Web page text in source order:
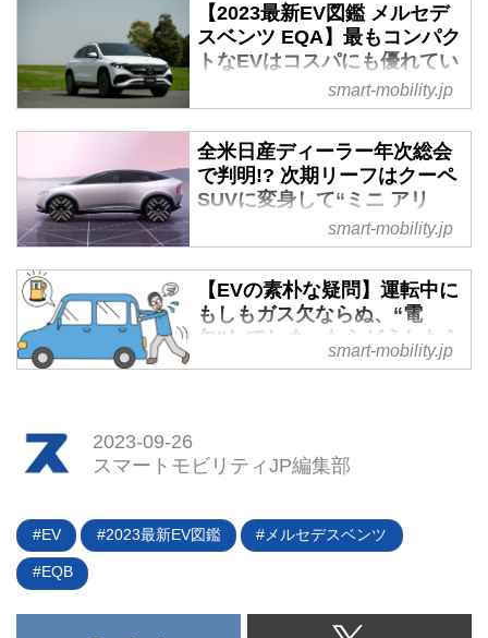
【2023最新EV図鑑 メルセデ
スベンツ EQA】最もコンパク
トなEVはコスパにも優れてい
る - スマートモビリティJP
となったメルセデスベンツのSUV
タイプのEVとしては、最小モデ
ルが「EQA」となる。同ブランド
のEVとしては、「EQC」に続く
第2弾モデルとなる。
smart-mobility.jp
全米日産ディーラー年次総会
で判明!? 次期リーフはクーペ
SUVに変身して“ミニ アリ
ア”風に - スマートモビリティ
JP
この夏にラスベガスで開催された
全米日産ディーラー年次総会だ
が、「Automotive News」によれ
ば、この会合では今後の日産北米
のは、次世代リーフに関してだ。
ンセプトモデル？）も公開された
こと。参加者はその大胆な変貌ぶ
smart-mobility.jp
【EVの素朴な疑問】運転中に
もしもガス欠ならぬ、“電
欠”してしまったらどうしたら
いいの？ - スマートモビリテ
リー残量がなくなる“電欠”をして
れば携帯缶で運んで補充すること
もできるが、EVではどうしたら
smart-mobility.jp
2023-09-26
スマートモビリティJP編集部
EV 2023最新EV図鑑 メルセデスベンツ
EQB